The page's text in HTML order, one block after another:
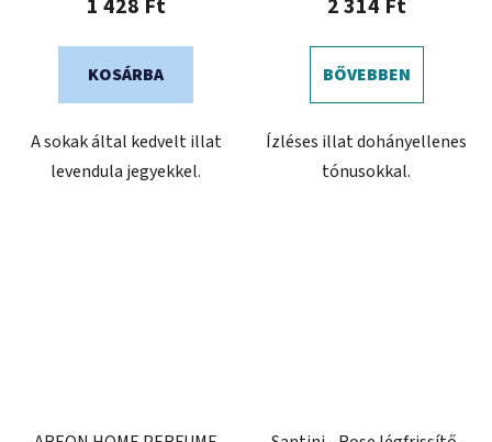
1 428 Ft
KOSÁRBA
A sokak által kedvelt illat
levendula jegyekkel.
2 314 Ft
BŐVEBBEN
Ízléses illat dohányellenes
tónusokkal.